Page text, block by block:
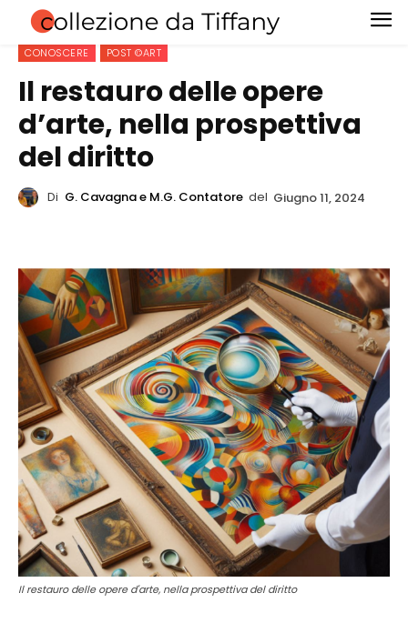
CONOSCERE POST ©ART
Il restauro delle opere
d’arte, nella prospettiva
del diritto
Di G. Cavagna e M.G. Contatore del Giugno 11, 2024
Il restauro delle opere d'arte, nella prospettiva del diritto